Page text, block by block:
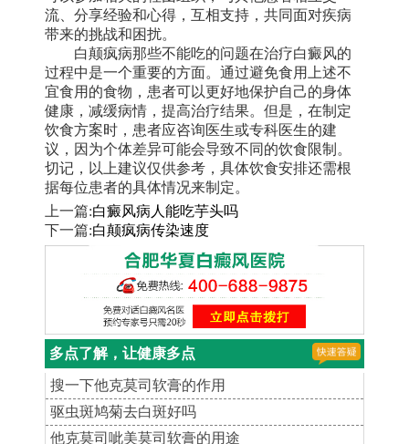
流、分享经验和心得，互相支持，共同面对疾病
带来的挑战和困扰。
白颠疯病那些不能吃的问题在治疗白癜风的
过程中是一个重要的方面。通过避免食用上述不
宜食用的食物，患者可以更好地保护自己的身体
健康，减缓病情，提高治疗结果。但是，在制定
饮食方案时，患者应咨询医生或专科医生的建
议，因为个体差异可能会导致不同的饮食限制。
切记，以上建议仅供参考，具体饮食安排还需根
据每位患者的具体情况来制定。
上一篇:白癜风病人能吃芋头吗
下一篇:白颠疯病传染速度
多点了解，让健康多点
搜一下他克莫司软膏的作用
驱虫斑鸠菊去白斑好吗
他克莫司呲美莫司软膏的用途